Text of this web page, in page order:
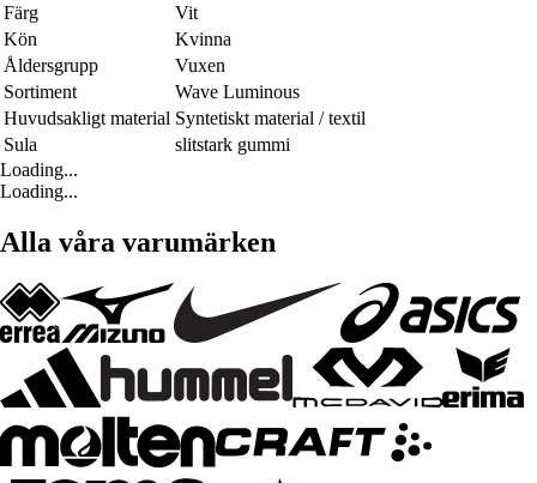
Färg
Vit
Kön
Kvinna
Åldersgrupp
Vuxen
Sortiment
Wave Luminous
Huvudsakligt material Syntetiskt material / textil
Sula
slitstark gummi
Loading...
Loading...
Alla våra varumärken